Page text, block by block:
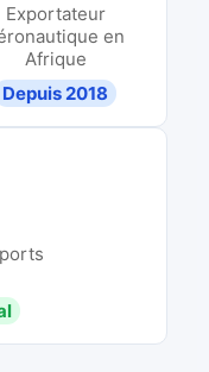
Exportateur
en
Afrique
Depuis 2018